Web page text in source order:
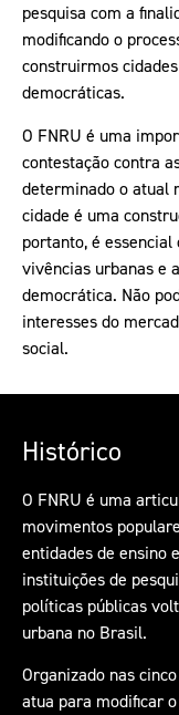
pesquisa com a
modificando o
construirmos
democráticas.
O FNRU é uma
contestação contra
determinado o atual
cidade é uma
portanto, é
vivências urbanas e
democrática. Não
interesses do
social.
Histórico
O FNRU é uma
movimentos
entidades de ensino
instituições de
políticas públicas
urbana no Brasil.
Organizado nas
atua para modificar